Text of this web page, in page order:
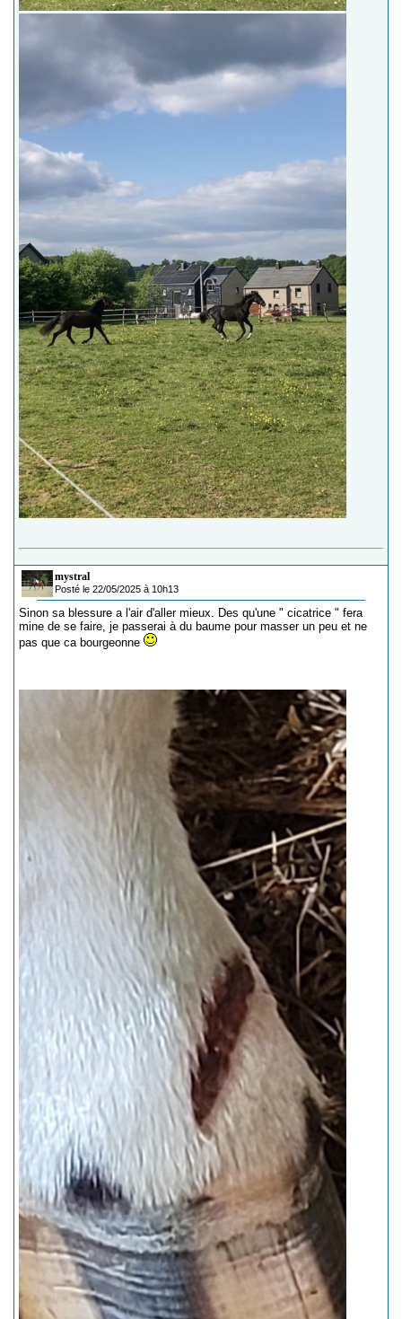
mystral
Posté le 22/05/2025 à 10h13
Sinon sa blessure a l'air d'aller mieux. Des qu'une " cicatrice " fera
mine de se faire, je passerai à du baume pour masser un peu et ne
pas que ca bourgeonne